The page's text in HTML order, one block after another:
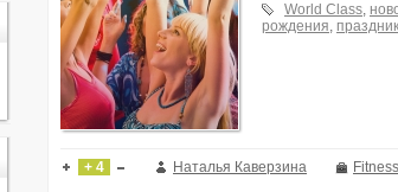
World Class,
рождения, праздник
+ 4 Наталья Каверзина